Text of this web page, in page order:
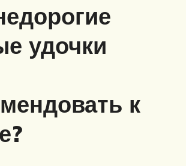
удочки
к